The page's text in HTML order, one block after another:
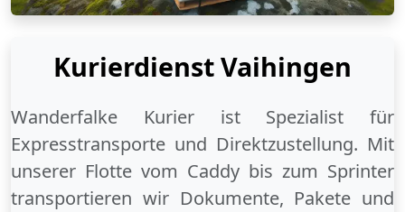
Kurierdienst Vaihingen
Wanderfalke Kurier ist Spezialist für
Expresstransporte und Direktzustellung. Mit
unserer Flotte vom Caddy bis zum Sprinter
transportieren wir Dokumente, Pakete und